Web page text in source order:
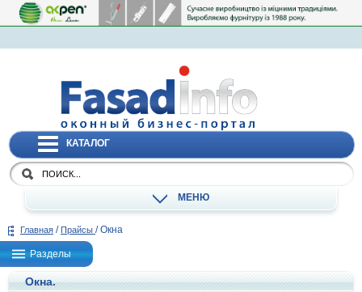
КАТАЛОГ
МЕНЮ
Главная / Прайсы / Окна
Разделы
Окна.